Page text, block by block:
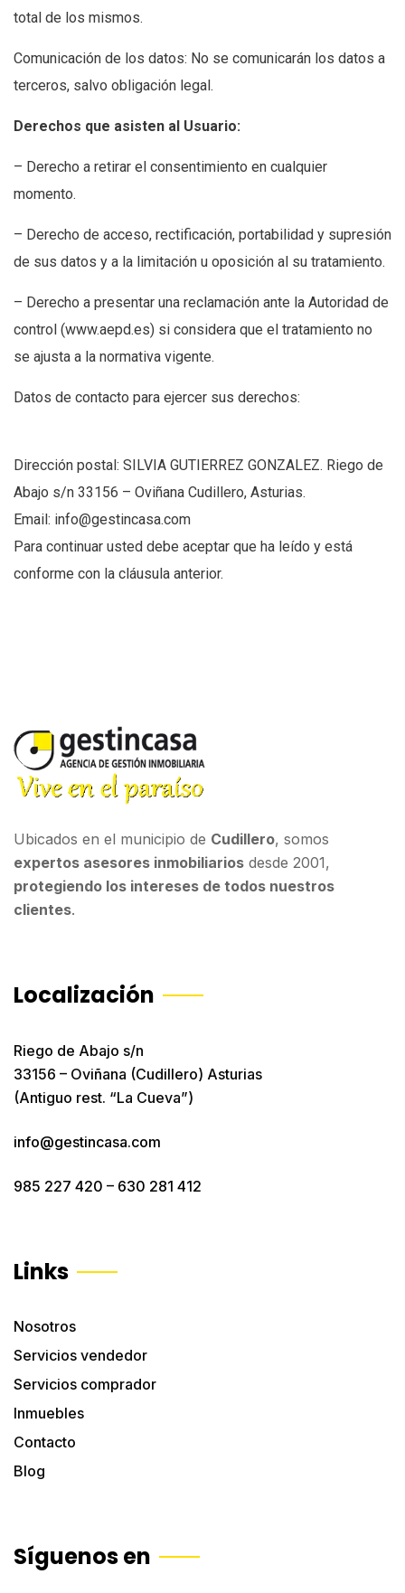
total de los mismos.
Comunicación de los datos: No se comunicarán los datos a
terceros, salvo obligación legal.
Derechos que asisten al Usuario:
– Derecho a retirar el consentimiento en cualquier
momento.
– Derecho de acceso, rectificación, portabilidad y supresión
de sus datos y a la limitación u oposición al su tratamiento.
– Derecho a presentar una reclamación ante la Autoridad de
control (www.aepd.es) si considera que el tratamiento no
se ajusta a la normativa vigente.
Datos de contacto para ejercer sus derechos:
Dirección postal: SILVIA GUTIERREZ GONZALEZ. Riego de
Abajo s/n 33156 – Oviñana Cudillero, Asturias.
Email: info@gestincasa.com
Para continuar usted debe aceptar que ha leído y está
conforme con la cláusula anterior.
Ubicados en el municipio de Cudillero, somos
expertos asesores inmobiliarios desde 2001,
protegiendo los intereses de todos nuestros
clientes.
Localización
Riego de Abajo s/n
33156 – Oviñana (Cudillero) Asturias
(Antiguo rest. “La Cueva”)
info@gestincasa.com
985 227 420 – 630 281 412
Links
Nosotros
Servicios vendedor
Servicios comprador
Inmuebles
Contacto
Blog
Síguenos en